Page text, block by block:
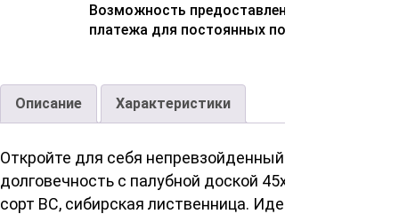
Возможность предоставления отсрочки
платежа для постоянных покупателей.
Описание Характеристики
Откройте для себя непревзойденный дизайн и
долговечность с палубной доской 45х140х4000мм,
сорт ВС, сибирская лиственница. Идеальное